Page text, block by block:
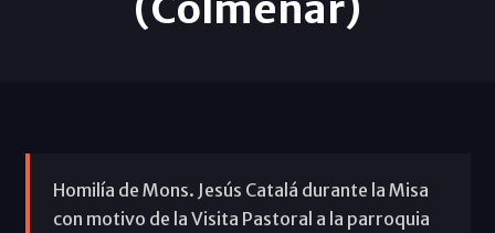
Homilía de Mons. Jesús Catalá durante la Misa
con motivo de la Visita Pastoral a la parroquia